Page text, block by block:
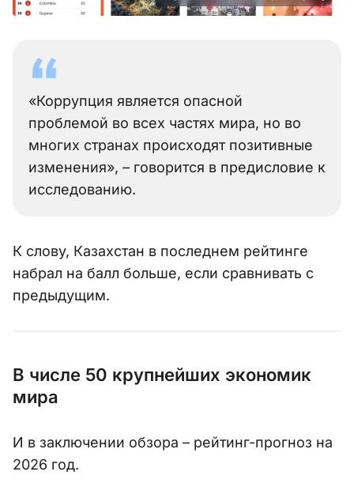
«Коррупция является опасной
проблемой во всех частях мира, но во
многих странах происходят позитивные
изменения», – говорится в предисловие к
исследованию.
К слову, Казахстан в последнем рейтинге
набрал на балл больше, если сравнивать с
предыдущим.
В числе 50 крупнейших экономик
мира
И в заключении обзора – рейтинг-прогноз на
2026 год.